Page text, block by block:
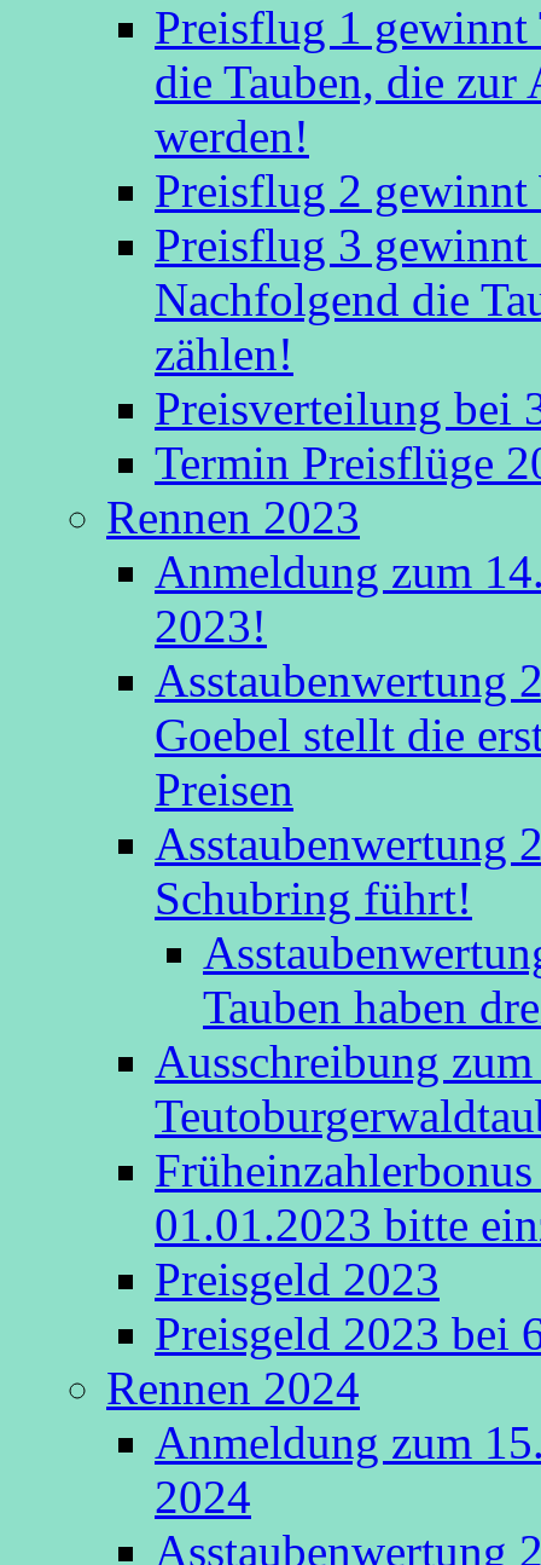
Preisflug 1 gewinnt
die Tauben, die zur
werden!
Preisflug 2
Preisflug 3
Nachfolgend die
zählen!
Preisverteilung bei
Termin Preisflüge
Rennen 2023
Anmeldung zum
2023!
Asstaubenwertung
Goebel stellt die
Preisen
Asstaubenwertung
Schubring führt!
Tauben haben
Ausschreibung
01.01.2023 bitte
Preisgeld 2023
Preisgeld 2023 bei
Rennen 2024
Anmeldung zum
2024
Asstaubenwertung